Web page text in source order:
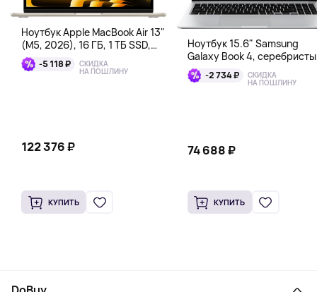
Ноутбук Apple MacBook Air 13"
(M5, 2026), 16 ГБ, 1 ТБ SSD,
сияющая звезда
-5 118 ₽ СКИДКА
НА ПОШЛИНУ
122 376 ₽
КУПИТЬ
Ноутбук 15.6" Samsung
Galaxy Book 4,
-2 734 ₽ СКИДКА
НА ПОШЛИНУ
74 688 ₽
КУПИТЬ